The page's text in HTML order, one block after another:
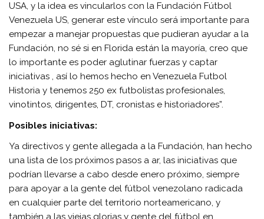
USA, y la idea es vincularlos con la Fundación Fútbol
Venezuela US, generar este vínculo será importante para
empezar a manejar propuestas que pudieran ayudar a la
Fundación, no sé si en Florida están la mayoría, creo que
lo importante es poder aglutinar fuerzas y captar
iniciativas , así lo hemos hecho en Venezuela Futbol
Historia y tenemos 250 ex futbolistas profesionales,
vinotintos, dirigentes, DT, cronistas e historiadores”.
Posibles iniciativas:
Ya directivos y gente allegada a la Fundación, han hecho
una lista de los próximos pasos a ar, las iniciativas que
podrían llevarse a cabo desde enero próximo, siempre
para apoyar a la gente del fútbol venezolano radicada
en cualquier parte del territorio norteamericano, y
también a las viejas glorias y gente del fútbol en